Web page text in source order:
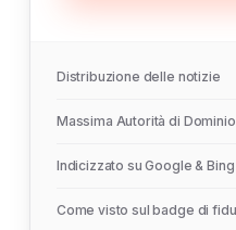
Distribuzione delle notizie
Massima Autorità di Dominio
Indicizzato su Google &
Come visto sul badge di